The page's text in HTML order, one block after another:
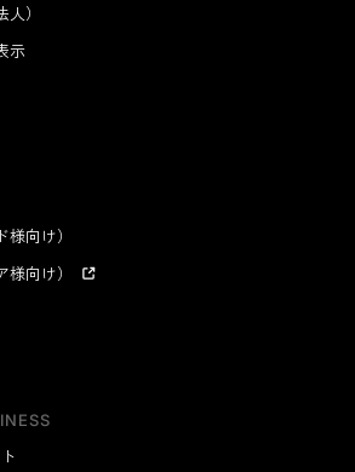
）
示
向け）
向け）